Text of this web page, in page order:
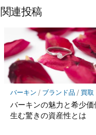
関連投稿
バーキン / ブランド品 / 買取
バーキンの魅力と希少価
生む驚きの資産性とは